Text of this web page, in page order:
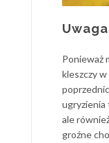
Ponieważ
kleszczy
ugryzienia
ale
groźne